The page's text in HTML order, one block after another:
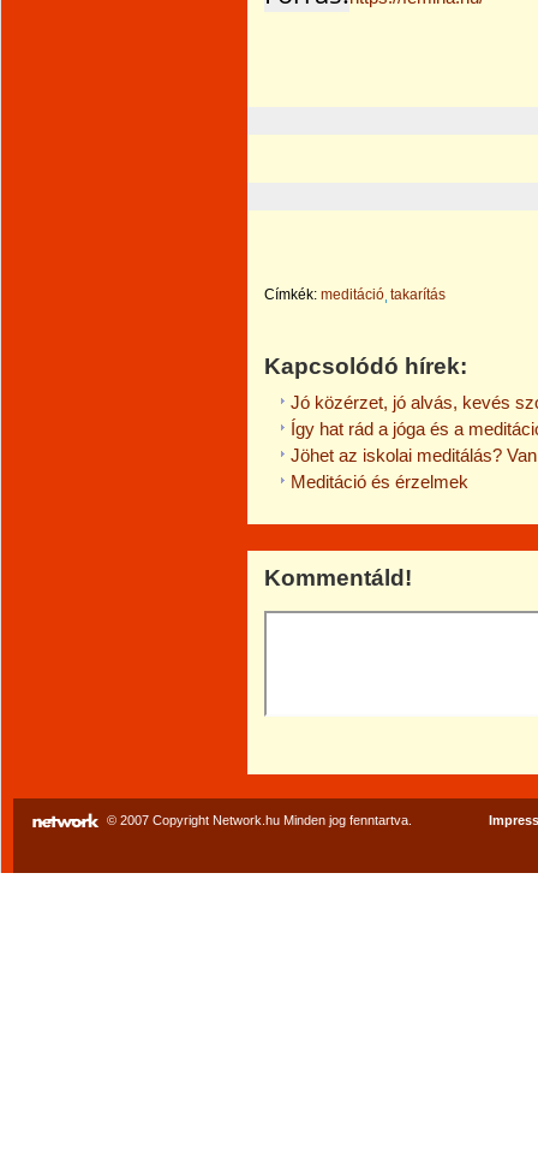
Címkék: meditáció takarítás
Kapcsolódó hírek:
Jó közérzet, jó alvás, kevés
Így hat rád a jóga és a
Jöhet az iskolai meditálás?
Meditáció és érzelmek
Kommentáld!
© 2007 Copyright Network.hu Minden jog fenntartva.